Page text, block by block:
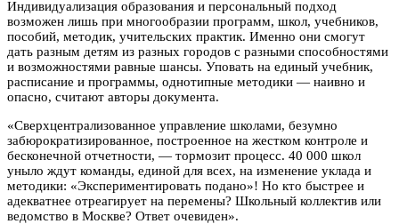
Индивидуализация образования и персональный подход
возможен лишь при многообразии программ, школ, учебников,
пособий, методик, учительских практик. Именно они смогут
дать разным детям из разных городов с разными способностями
и возможностями равные шансы. Уповать на единый учебник,
расписание и программы, однотипные методики — наивно и
опасно, считают авторы документа.
«Сверхцентрализованное управление школами, безумно
забюрократизированное, построенное на жестком контроле и
бесконечной отчетности, — тормозит процесс. 40 000 школ
уныло ждут команды, единой для всех, на изменение уклада и
методики: «Экспериментировать подано»! Но кто быстрее и
адекватнее отреагирует на перемены? Школьный коллектив или
ведомство в Москве? Ответ очевиден».